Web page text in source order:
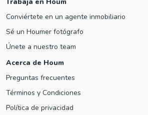
Conviértete en un agente inmobiliario
Sé un Houmer fotógrafo
Únete a nuestro team
Acerca de Houm
Preguntas frecuentes
Términos y Condiciones
Política de privacidad